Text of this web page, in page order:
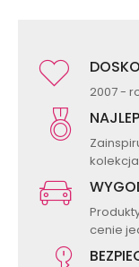
2007 -
cenie